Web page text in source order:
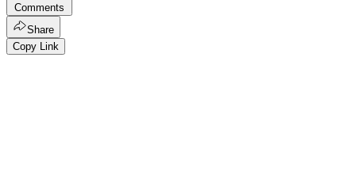
Comments
Share
Copy Link